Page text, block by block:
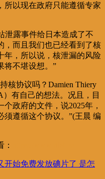
所以现在政府只能遵循专家
泄露事件给日本造成了不
，而且我们也已经看到了核
年，所以说，核泄漏的风险
将不堪设想。”
核协议吗？Damien Thiery
有自己的想法。况且，目
政府的文件，说2025年，
遵循这个协议。”(王晨 编
开始免费发放碘片了 是怎